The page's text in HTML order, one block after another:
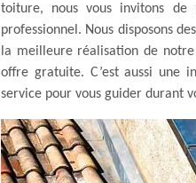
toiture, nous vous invitons de
professionnel. Nous disposons
la meilleure réalisation de
offre gratuite. C’est aussi une
service pour vous guider durant